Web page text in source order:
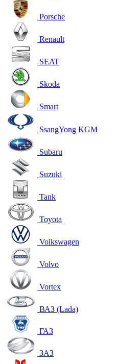
Porsche
Renault
SEAT
Skoda
Smart
SsangYong KGM
Subaru
Suzuki
Tank
Toyota
Volkswagen
Volvo
Vortex
ВАЗ (Lada)
ГАЗ
ЗАЗ